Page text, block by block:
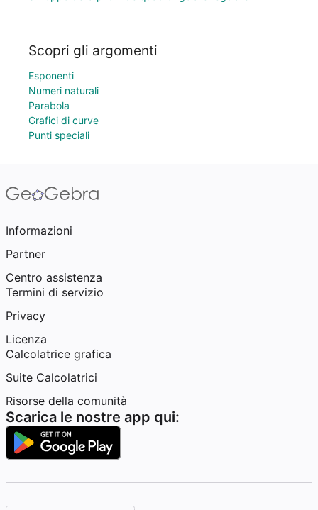
Scopri gli argomenti
Esponenti
Numeri naturali
Parabola
Grafici di curve
Punti speciali
Informazioni
Partner
Centro assistenza
Termini di servizio
Privacy
Licenza
Calcolatrice grafica
Suite Calcolatrici
Risorse della comunità
Scarica le nostre app qui: